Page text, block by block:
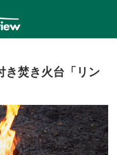
き焚き火台「リン